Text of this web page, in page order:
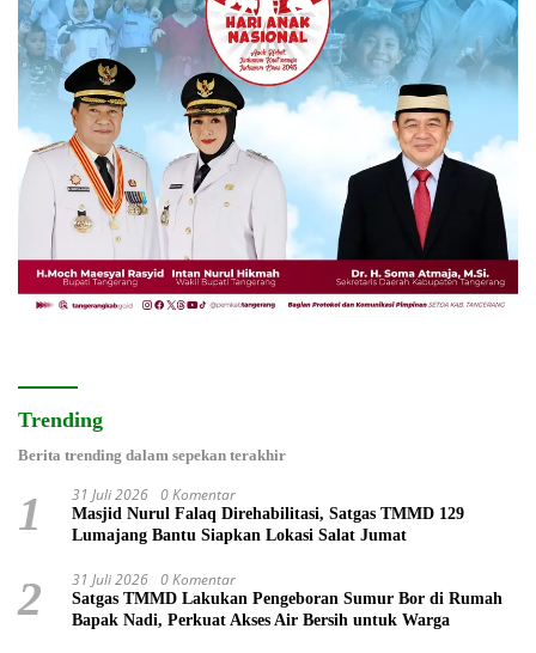
Trending
Berita trending dalam sepekan terakhir
1 31 Juli 2026 0 Komentar
Masjid Nurul Falaq Direhabilitasi, Satgas TMMD 129
Lumajang Bantu Siapkan Lokasi Salat Jumat
2 31 Juli 2026 0 Komentar
Satgas TMMD Lakukan Pengeboran Sumur Bor di Rumah
Bapak Nadi, Perkuat Akses Air Bersih untuk Warga